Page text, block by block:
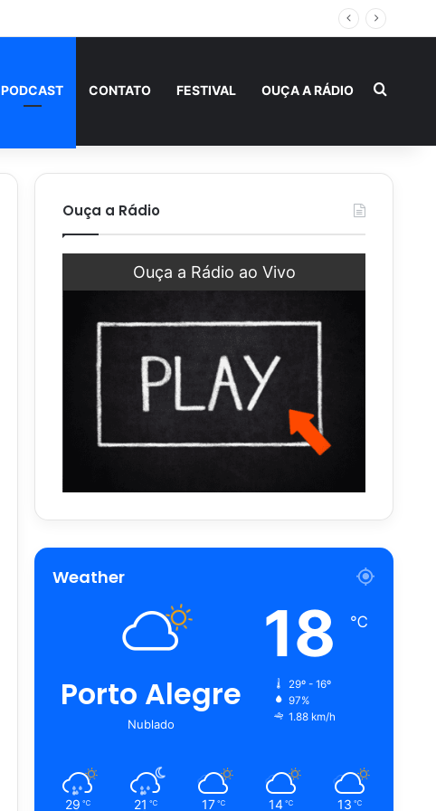
PODCAST CONTATO FESTIVAL OUÇA A RÁDIO
Ouça a Rádio
Ouça a Rádio ao Vivo
Weather
Porto Alegre
Nublado
18 ℃
29º - 16º
97%
1.88 km/h
29 ℃ 21 ℃ 17 ℃ 14 ℃ 13 ℃